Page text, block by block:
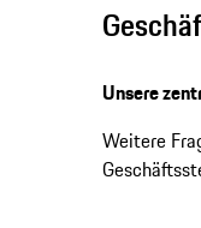
Unsere
Weitere